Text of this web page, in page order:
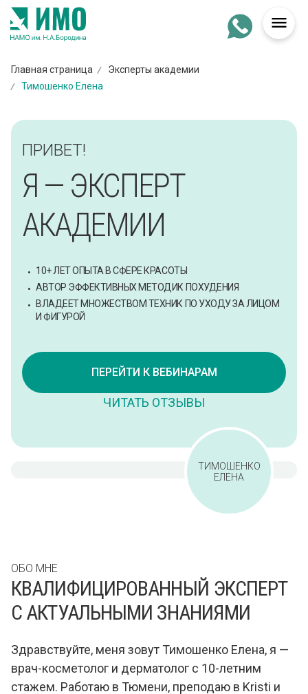

Главная страница / Эксперты академии
/ Тимошенко Елена
ПРИВЕТ!
Я — ЭКСПЕРТ
АКАДЕМИИ
10+ ЛЕТ ОПЫТА В СФЕРЕ КРАСОТЫ
АВТОР ЭФФЕКТИВНЫХ МЕТОДИК ПОХУДЕНИЯ
ВЛАДЕЕТ МНОЖЕСТВОМ ТЕХНИК ПО УХОДУ ЗА ЛИЦОМ
И ФИГУРОЙ
ПЕРЕЙТИ К ВЕБИНАРАМ
ЧИТАТЬ ОТЗЫВЫ
ТИМОШЕНКО
ЕЛЕНА
ОБО МНЕ
КВАЛИФИЦИРОВАННЫЙ ЭКСПЕРТ
С АКТУАЛЬНЫМИ ЗНАНИЯМИ
Здравствуйте, меня зовут Тимошенко Елена, я —
врач-косметолог и дерматолог с 10-летним
стажем. Работаю в Тюмени, преподаю в Kristi и